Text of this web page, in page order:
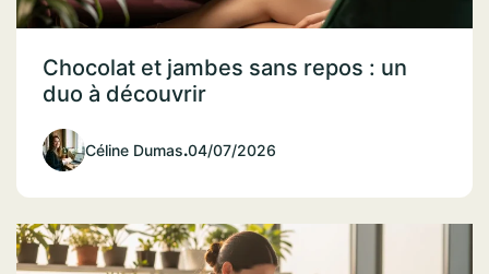
Chocolat et jambes sans repos : un
duo à découvrir
Céline Dumas.04/07/2026